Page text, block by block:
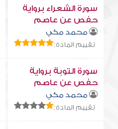
سورة الشعراء برواية
حفص عن عاصم
محمد مكي
تقييم المادة:
سورة التوبة برواية
حفص عن عاصم
محمد مكي
تقييم المادة: